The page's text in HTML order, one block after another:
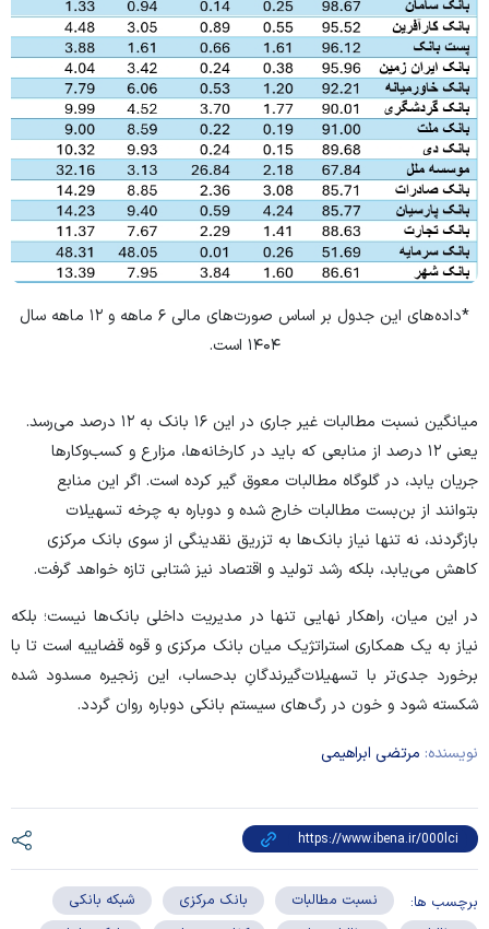
*داده‌های این جدول بر اساس صورت‌های مالی ۶ ماهه و ۱۲ ماهه سال
۱۴۰۴ است.
میانگین نسبت مطالبات غیر جاری در این ۱۶ بانک به ۱۲ درصد می‌رسد.
یعنی ۱۲ درصد از منابعی که باید در کارخانه‌ها، مزارع و کسب‌وکار‌ها
جریان یابد، در گلوگاه مطالبات معوق گیر کرده است. اگر این منابع
بتوانند از بن‌بست مطالبات خارج شده و دوباره به چرخه تسهیلات
بازگردند، نه تنها نیاز بانک‌ها به تزریق نقدینگی از سوی بانک مرکزی
کاهش می‌یابد، بلکه رشد تولید و اقتصاد نیز شتابی تازه خواهد گرفت.
در این میان، راهکار نهایی تنها در مدیریت داخلی بانک‌ها نیست؛ بلکه
نیاز به یک همکاری استراتژیک میان بانک مرکزی و قوه قضاییه است تا با
برخورد جدی‌تر با تسهیلات‌گیرندگانِ بدحساب، این زنجیره مسدود شده
شکسته شود و خون در رگ‌های سیستم بانکی دوباره روان گردد.
نویسنده: مرتضی ابراهیمی
برچسب ها: نسبت مطالبات بانک مرکزی
شبکه بانکی